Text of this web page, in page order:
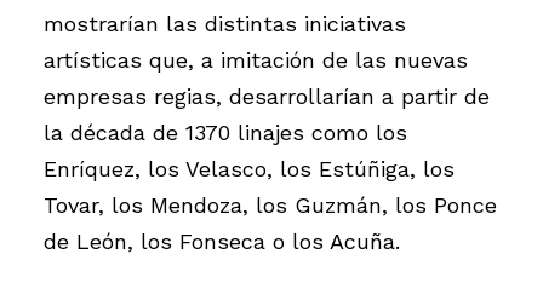
mostrarían las distintas iniciativas
artísticas que, a imitación de las nuevas
empresas regias, desarrollarían a partir de
la década de 1370 linajes como los
Enríquez, los Velasco, los Estúñiga, los
Tovar, los Mendoza, los Guzmán, los Ponce
de León, los Fonseca o los Acuña.